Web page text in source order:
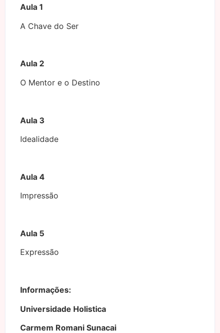
Aula 1
A Chave do Ser
Aula 2
O Mentor e o Destino
Aula 3
Idealidade
Aula 4
Impressão
Aula 5
Expressão
Informações:
Universidade Holistica
Carmem Romani Sunacai